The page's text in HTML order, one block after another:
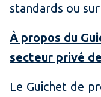
standards ou
À propos du
secteur privé
Le Guichet de